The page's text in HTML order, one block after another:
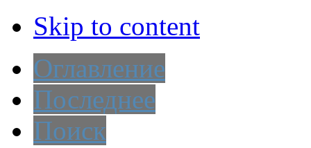
Skip to content
Оглавление
Последнее
Поиск